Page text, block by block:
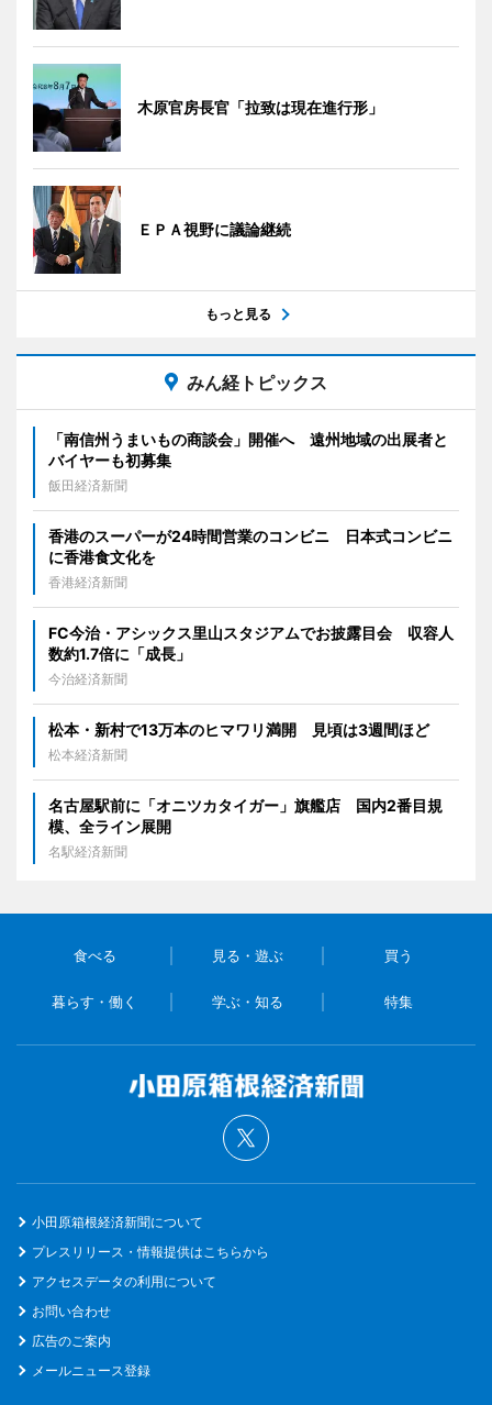
木原官房長官「拉致は現在進行形」
ＥＰＡ視野に議論継続
もっと見る
みん経トピックス
「南信州うまいもの商談会」開催へ 遠州地域の出展者と
バイヤーも初募集
飯田経済新聞
香港のスーパーが24時間営業のコンビニ 日本式コンビニ
に香港食文化を
香港経済新聞
FC今治・アシックス里山スタジアムでお披露目会 収容人
数約1.7倍に「成長」
今治経済新聞
松本・新村で13万本のヒマワリ満開 見頃は3週間ほど
松本経済新聞
名古屋駅前に「オニツカタイガー」旗艦店 国内2番目規
模、全ライン展開
名駅経済新聞
食べる 見る・遊ぶ 買う
暮らす・働く 学ぶ・知る 特集
小田原箱根経済新聞について
プレスリリース・情報提供はこちらから
アクセスデータの利用について
お問い合わせ
広告のご案内
メールニュース登録